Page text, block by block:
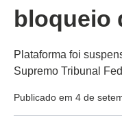
bloqueio
Plataforma foi
Supremo Tribunal
Publicado em 4 de